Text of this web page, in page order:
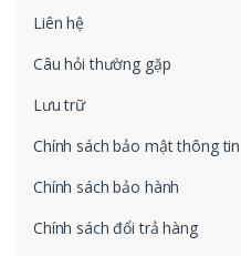
Liên hệ
Câu hỏi thường gặp
Lưu trữ
Chính sách bảo mật thông tin
Chính sách bảo hành
Chính sách đổi trả hàng